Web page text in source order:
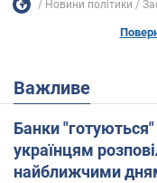
Новини політики
Важливе
Банки
українцям
найближчими